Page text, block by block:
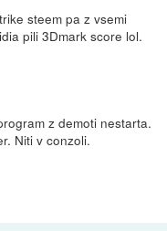
steem pa z vsemi
pili 3Dmark score lol.
z demoti nestarta.
Niti v conzoli.